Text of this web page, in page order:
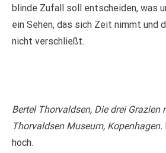
blinde Zufall soll entscheiden, was
ein Sehen, das sich Zeit nimmt und
nicht verschließt.
Bertel Thorvaldsen, Die drei
Thorvaldsen Museum, Kopenhagen.
hoch.